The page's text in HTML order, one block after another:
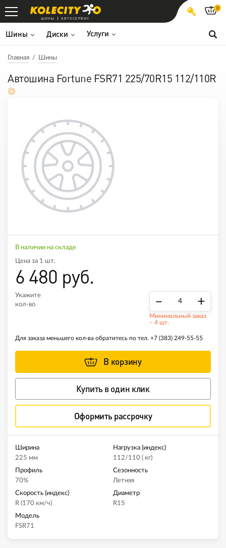
ШИНЫ АВТОСЕРВИС
Шины Диски Услуги
0
Главная Шины
Автошина Fortune FSR71 225/70R15 112/110R
В наличии на складе
Цена за 1 шт.
6 480 руб.
Укажите
кол-во
– +
Минимальный заказ
– 4 шт.
Для заказа меньшего кол-ва обратитесь по тел. +7 (383) 249-55-55
В корзину
Купить в один клик
Оформить рассрочку
Ширина
225 мм
Нагрузка (индекс)
112/110 ( кг)
Профиль
70%
Сезонность
Летняя
Скорость (индекс)
R (170 км/ч)
Диаметр
R15
Модель
FSR71